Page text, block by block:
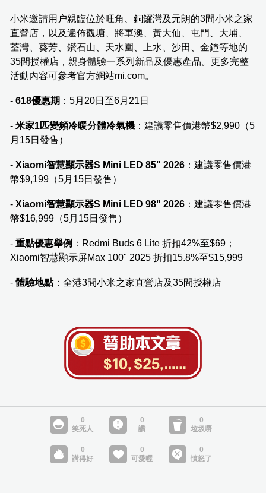
小米邀請用户親臨位於旺角、銅鑼灣及元朗的3間小米之家
直營店，以及遍佈觀塘、將軍澳、黃大仙、屯門、大埔、
荃灣、葵芳、鑽石山、天水圍、上水、沙田、金鐘等地的
35間授權店，親身體驗一系列新品及優惠產品。更多完整
活動內容可參考官方網站mi.com。
- 618優惠期 ：5月20日至6月21日
- 米家1匹變頻冷暖分體冷氣機 ：建議零售價港幣$2,990（5
月15日發售）
- Xiaomi智慧顯示器S Mini LED 85" 2026 ：建議零售價港
幣$9,199（5月15日發售）
- Xiaomi智慧顯示器S Mini LED 98" 2026 ：建議零售價港
幣$16,999（5月15日發售）
- 重點優惠舉例 ：Redmi Buds 6 Lite 折扣42%至$69；
Xiaomi智慧顯示屏Max 100" 2025 折扣15.8%至$15,999
- 體驗地點：全港3間小米之家直營店及35間授權店